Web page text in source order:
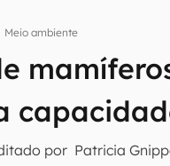
Meio ambiente
por Patricia
do Canaltech e